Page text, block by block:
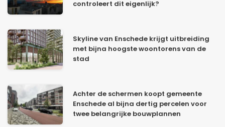
controleert dit eigenlijk?
Skyline van Enschede krijgt uitbreiding
met bijna hoogste woontorens van de
stad
Achter de schermen koopt gemeente
Enschede al bijna dertig percelen voor
twee belangrijke bouwplannen